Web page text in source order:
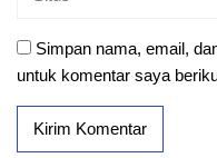
Simpan nama, email,
untuk komentar saya